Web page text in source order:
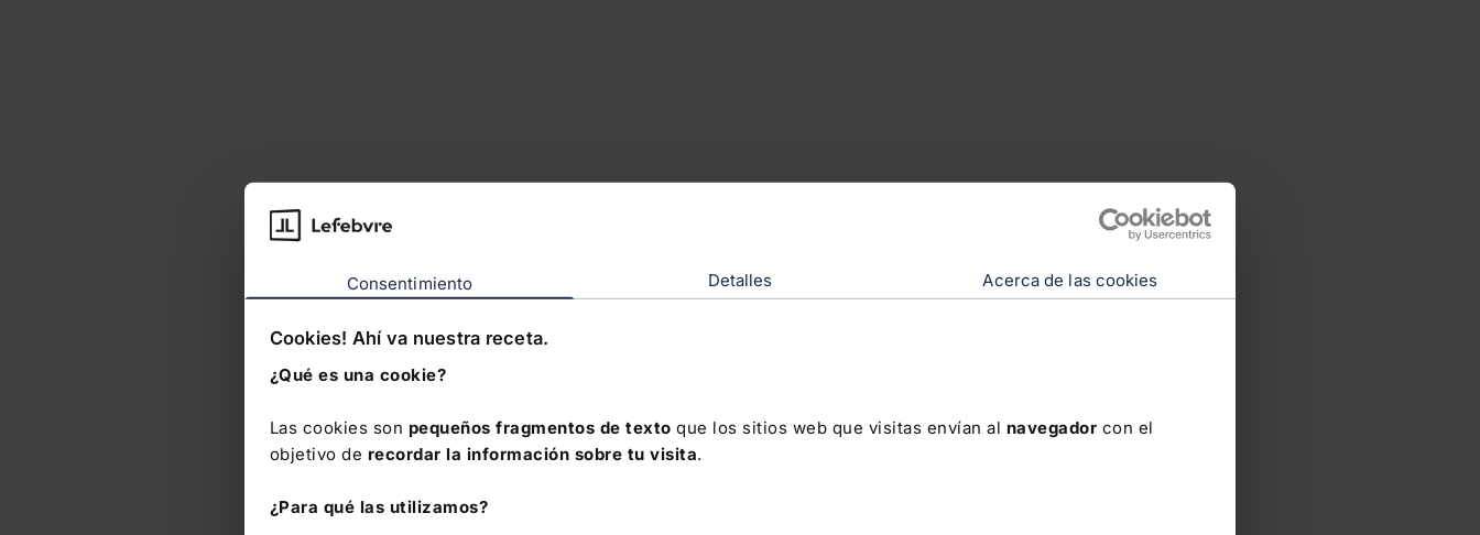
Consentimiento Detalles Acerca de las cookies
Cookies! Ahí va nuestra receta.
¿Qué es una cookie?
Las cookies son pequeños fragmentos de texto que los sitios web que visitas envían al navegador con el
objetivo de recordar la información sobre tu visita.
¿Para qué las utilizamos?